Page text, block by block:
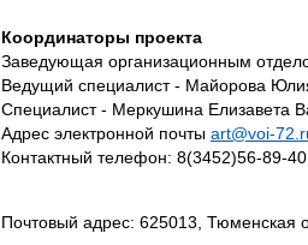
Координаторы проекта
Заведующая организационным
Ведущий специалист - Майорова
Специалист - Меркушина Елизавета
Адрес электронной почты art@voi-
Контактный телефон: 8(3452)56-89-
Почтовый адрес: 625013, Тюменская